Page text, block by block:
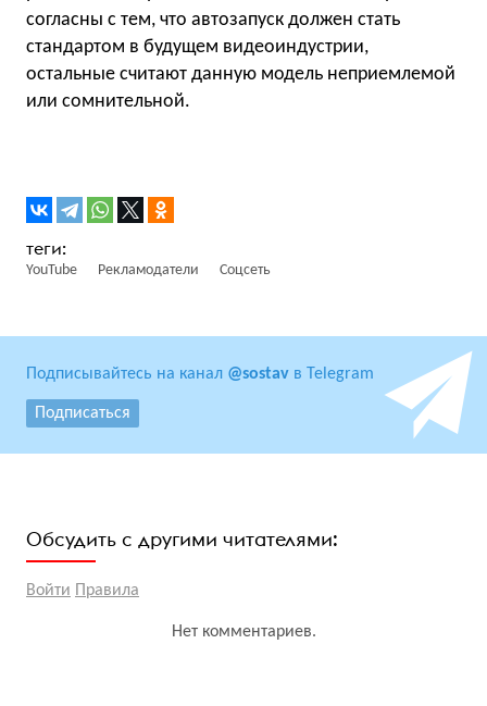
согласны с тем, что автозапуск должен стать
стандартом в будущем видеоиндустрии,
остальные считают данную модель неприемлемой
или сомнительной.
YouTube Рекламодатели Соцсеть
Подписывайтесь на канал @sostav в Telegram
Подписаться
Обсудить с другими читателями:
Войти Правила
Нет комментариев.